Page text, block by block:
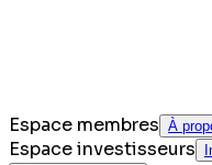
Espace membres À
Espace investisseurs